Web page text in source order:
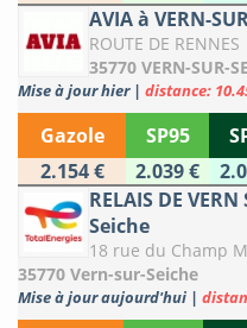
AVIA à VERN-
ROUTE DE RENNES
35770 VERN-SUR-
Mise à jour hier | distance:
Gazole SP95
2.154 €
2.039 €
RELAIS DE
Seiche
18 rue du Champ
35770 Vern-sur-Seiche
Mise à jour aujourd'hui |